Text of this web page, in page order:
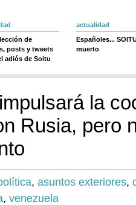
de
posts y tweets
adiós de Soitu
actualidad
Españoles...
muerto
la
Rusia, pero
, asuntos exteriores,
, venezuela